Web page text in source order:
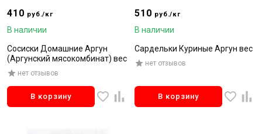
410 руб./кг
В наличии
Сосиски Домашние Аргун
(Аргунский мясокомбинат) вес
нет отзывов
В корзину
510 руб./кг
В наличии
Сардельки Куриные Аргун вес
нет отзывов
В корзину